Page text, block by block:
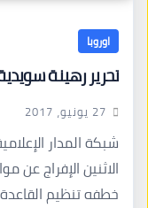
اوروبا
تحرير رهينة
27 يونيو، 2017
شبكة المدار
الاثنين الإفراج
خطفه تنظيم